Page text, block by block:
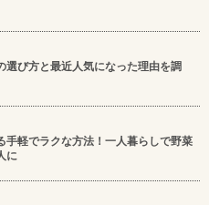
選び方と最近人気になった理由を調
手軽でラクな方法！一人暮らしで野菜
に